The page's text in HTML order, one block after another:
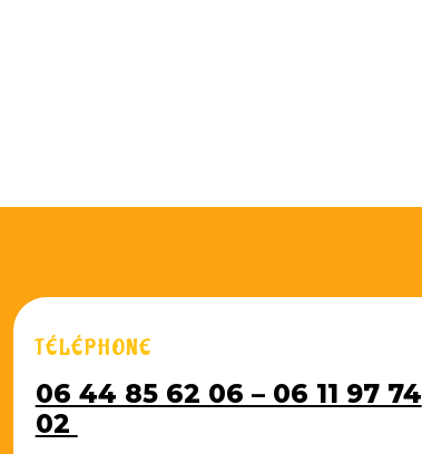
TÉLÉPHONE
06 44 85 62 06 – 06 11 97 74
02